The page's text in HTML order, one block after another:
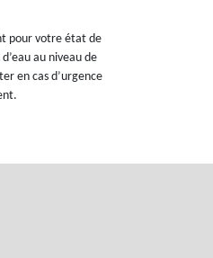
pour votre état de
au niveau de
en cas d’urgence